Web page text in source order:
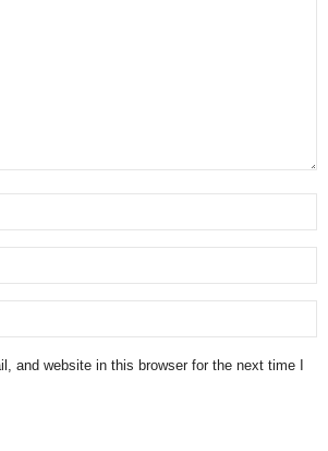
and website in this browser for the next time I